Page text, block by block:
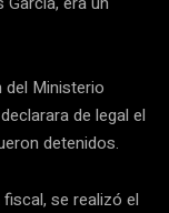
del Ministerio
de legal el
detenidos.
se realizó el